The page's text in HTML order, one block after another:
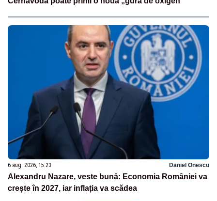
6 aug. 2026, 15:23 Daniel Onescu
Alexandru Nazare, veste bună: Economia României va
crește în 2027, iar inflația va scădea